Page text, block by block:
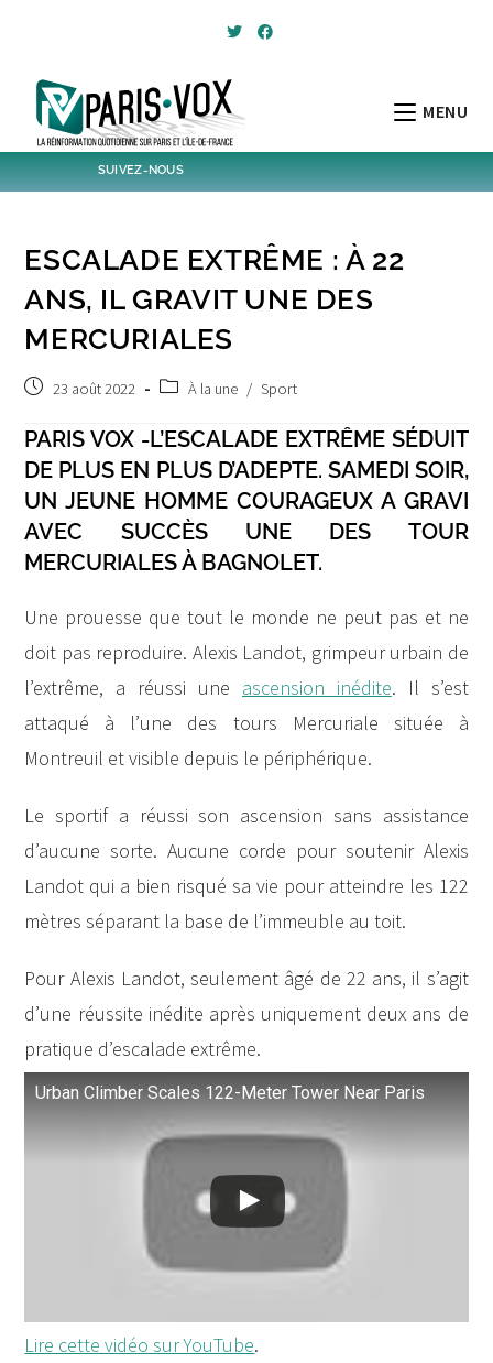
MENU
SUIVEZ-NOUS
Twitter
Post 6,384 Post
ESCALADE EXTRÊME : À 22
ANS, IL GRAVIT UNE DES
MERCURIALES
Post23 août 2022
PostÀ la une / Sport
PARIS VOX -L’ESCALADE EXTRÊME SÉDUIT
DE PLUS EN PLUS D’ADEPTE. SAMEDI SOIR,
UN JEUNE HOMME COURAGEUX A GRAVI
AVEC SUCCÈS UNE DES TOUR
MERCURIALES À BAGNOLET.
Une prouesse que tout le monde ne peut pas et ne
doit pas reproduire. Alexis Landot, grimpeur urbain de
l’extrême, a réussi une ascension inédite. Il s’est
attaqué à l’une des tours Mercuriale située à
Montreuil et visible depuis le périphérique.
Le sportif a réussi son ascension sans assistance
d’aucune sorte. Aucune corde pour soutenir Alexis
Landot qui a bien risqué sa vie pour atteindre les 122
mètres séparant la base de l’immeuble au toit.
Pour Alexis Landot, seulement âgé de 22 ans, il s’agit
d’une réussite inédite après uniquement deux ans de
pratique d’escalade extrême.
Urban Climber Scales 122-Meter Tower Near Paris
Lire cette vidéo sur YouTube.